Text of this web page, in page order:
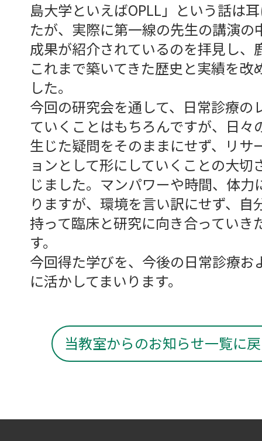
島大学といえばOPLL」という話は
たが、実際に第一線の先生の講演の
成果が紹介されているのを拝見し、
これまで築いてきた歴史と実績を改
した。
今回の研究会を通して、日常診療の
ていくことはもちろんですが、日々
生じた疑問をそのままにせず、リサ
ョンとして形にしていくことの大切
じました。マンパワーや時間、体力
りますが、環境を言い訳にせず、自
持って臨床と研究に向き合っていき
す。
今回得た学びを、今後の日常診療お
に活かしてまいります。
当教室からのお知らせ一覧に